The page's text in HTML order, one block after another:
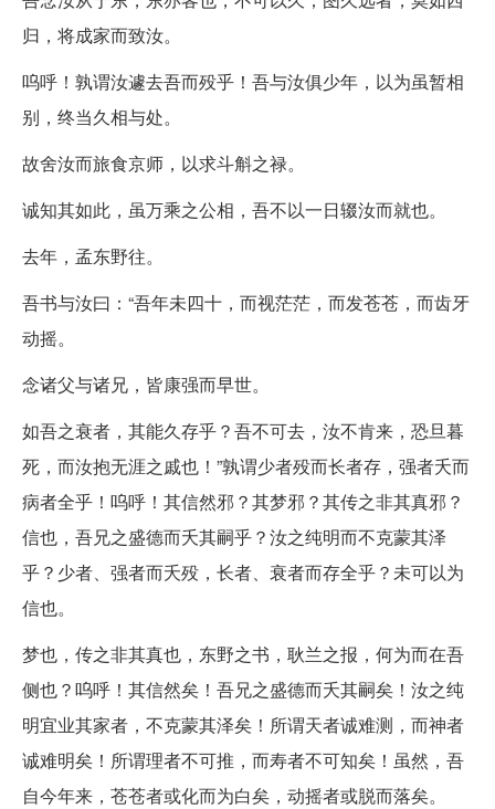
归，将成家而致汝。
呜呼！孰谓汝遽去吾而殁乎！吾与汝俱少年，以为虽暂相
别，终当久相与处。
故舍汝而旅食京师，以求斗斛之禄。
诚知其如此，虽万乘之公相，吾不以一日辍汝而就也。
去年，孟东野往。
吾书与汝曰：“吾年未四十，而视茫茫，而发苍苍，而齿牙
动摇。
念诸父与诸兄，皆康强而早世。
如吾之衰者，其能久存乎？吾不可去，汝不肯来，恐旦暮
死，而汝抱无涯之戚也！”孰谓少者殁而长者存，强者夭而
病者全乎！呜呼！其信然邪？其梦邪？其传之非其真邪？
信也，吾兄之盛德而夭其嗣乎？汝之纯明而不克蒙其泽
乎？少者、强者而夭殁，长者、衰者而存全乎？未可以为
信也。
梦也，传之非其真也，东野之书，耿兰之报，何为而在吾
侧也？呜呼！其信然矣！吾兄之盛德而夭其嗣矣！汝之纯
明宜业其家者，不克蒙其泽矣！所谓天者诚难测，而神者
诚难明矣！所谓理者不可推，而寿者不可知矣！虽然，吾
自今年来，苍苍者或化而为白矣，动摇者或脱而落矣。